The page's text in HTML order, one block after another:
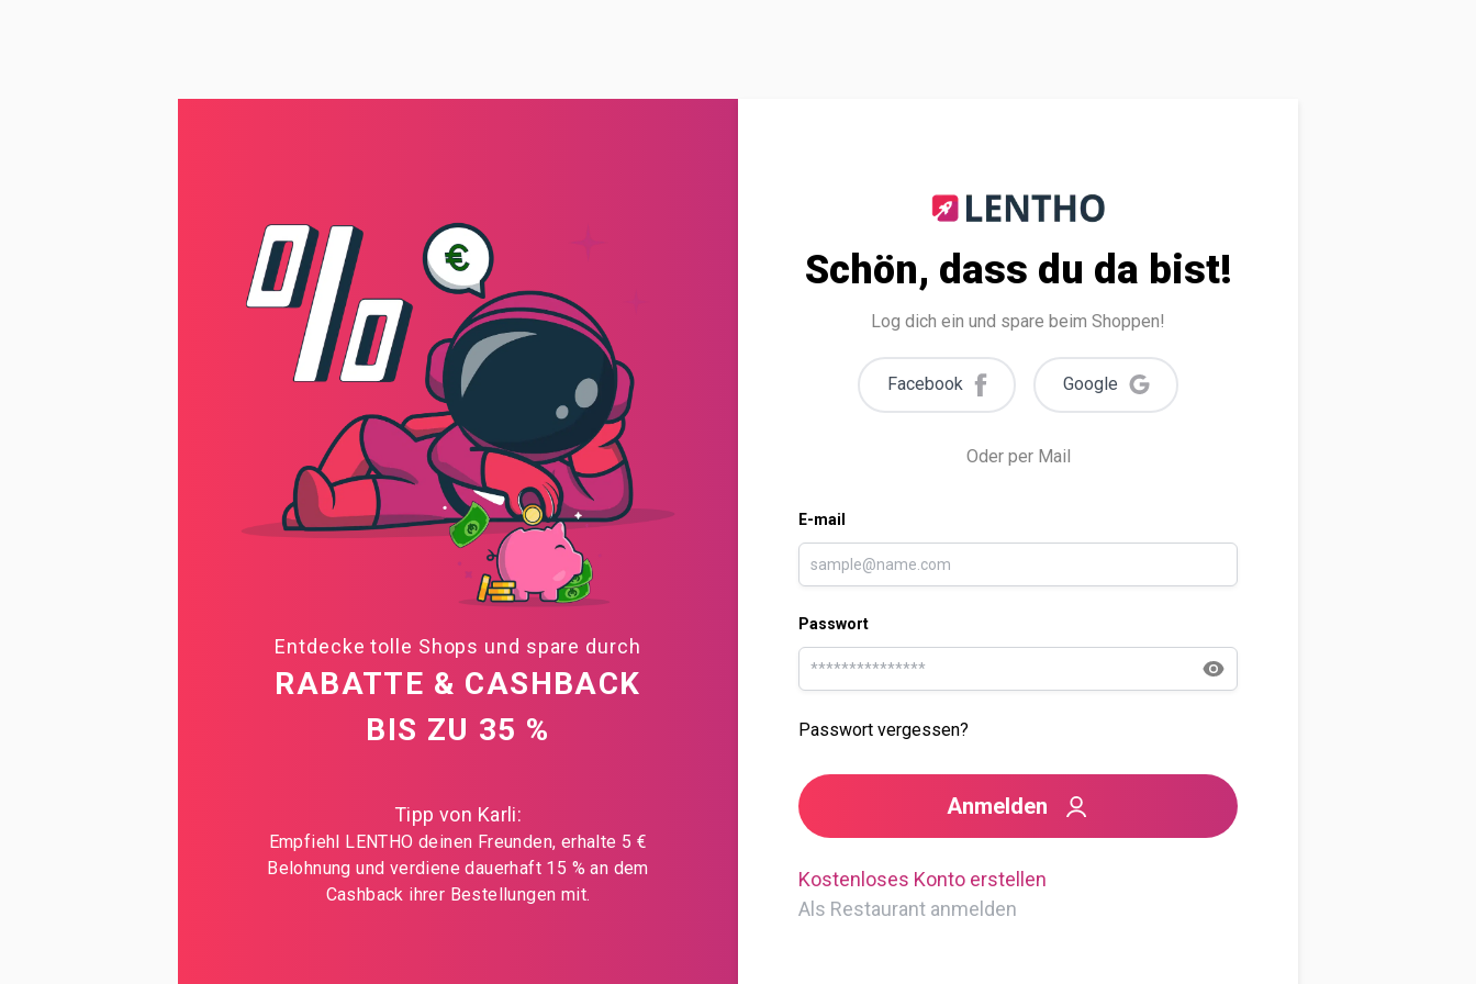
Entdecke tolle Shops und spare durch
RABATTE & CASHBACK
BIS ZU 35 %
Tipp von Karli:
Empfiehl LENTHO deinen Freunden, erhalte 5 €
Belohnung und verdiene dauerhaft 15 % an dem
Cashback ihrer Bestellungen mit.
Schön, dass du da bist!
Log dich ein und spare beim Shoppen!
Facebook Google
Oder per Mail
E-mail
Passwort
Passwort vergessen?
Anmelden
Kostenloses Konto erstellen
Als Restaurant anmelden